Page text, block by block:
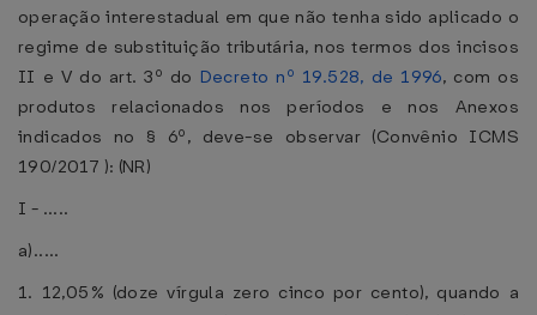
operação interestadual em que não tenha sido aplicado o
regime de substituição tributária, nos termos dos incisos
II e V do art. 3º do Decreto nº 19.528, de 1996, com os
produtos relacionados nos períodos e nos Anexos
indicados no § 6º, deve-se observar (Convênio ICMS
190/2017 ): (NR)
I - .....
a).....
1. 12,05% (doze vírgula zero cinco por cento), quando a